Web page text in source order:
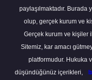
paylaşılmaktadır.
olup, gerçek kurum ve
Gerçek kurum ve kişiler
Sitemiz, kar amacı
platformudur. Hukuka
düşündüğünüz içerikleri,